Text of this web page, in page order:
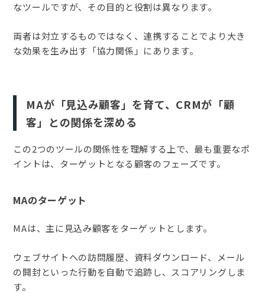
なツールですが、その目的と役割は異なります。
両者は対立するものではなく、連携することでより大き
な効果を生み出す「協力関係」にあります。
MAが「見込み顧客」を育て、CRMが「顧
客」との関係を深める
この2つのツールの関係性を理解する上で、最も重要なポ
イントは、ターゲットとなる顧客のフェーズです。
MAのターゲット
MAは、主に見込み顧客をターゲットとします。
ウェブサイトへの訪問履歴、資料ダウンロード、メール
の開封といった行動を自動で追跡し、スコアリングしま
す。